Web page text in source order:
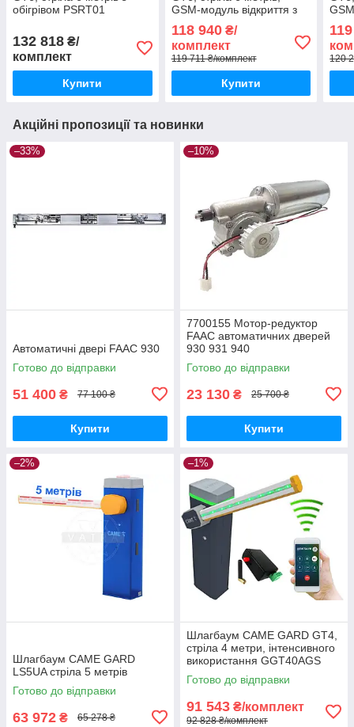
обігрівом PSRT01
132 818 ₴/
комплект
Купити
GSM-модуль відкриття з
абонентів
118 940₴/
комплект
119 711 ₴/комплект
Купити
120
Акційні пропозиції та новинки
–33%
Автоматичні двері FAAC 930
Готово до відправки
51 400 ₴ 77 100 ₴
Купити
–10%
7700155 Мотор-редуктор
FAAC автоматичних дверей
930 931 940
Готово до відправки
23 130 ₴ 25 700 ₴
Купити
–2%
Шлагбаум CAME GARD
LS5UA стріла 5 метрів
Готово до відправки
63 972 ₴ 65 278 ₴
–1%
Шлагбаум CAME GARD GT4,
стріла 4 метри, інтенсивного
використання GGT40AGS
Готово до відправки
91 543 ₴/комплект
92 828 ₴/комплект